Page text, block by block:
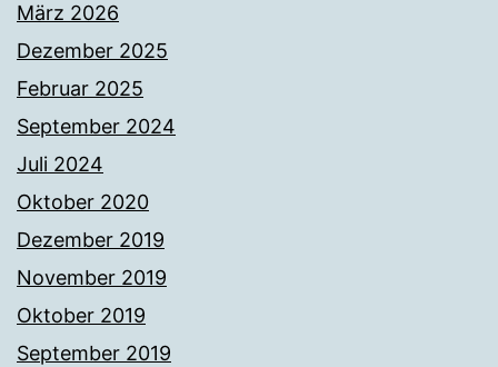
März 2026
Dezember 2025
Februar 2025
September 2024
Juli 2024
Oktober 2020
Dezember 2019
November 2019
Oktober 2019
September 2019